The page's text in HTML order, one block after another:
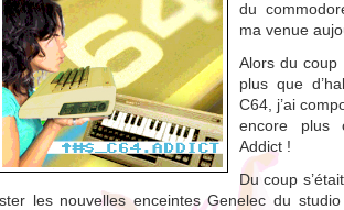
du
ma venue
Alors du coup
plus que
C64, j’ai
encore plus
Addict !
Du coup
les nouvelles enceintes Genelec du